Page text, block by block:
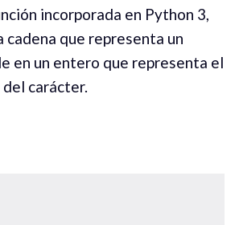
incorporada en Python 3,
cadena que representa un
en un entero que representa el
carácter.